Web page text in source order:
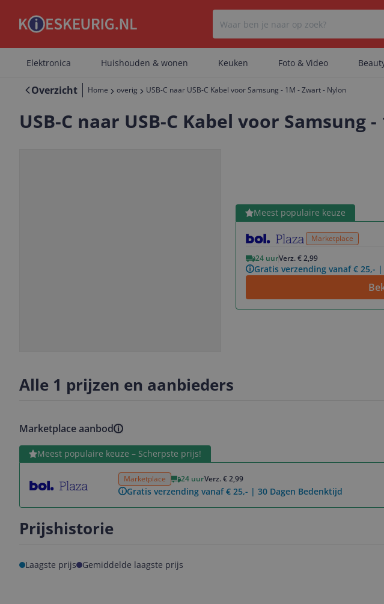
Er zijn geen
Elektronica Huishouden & wonen Keuken Foto & Video
Overzicht Home overig USB-C naar USB-C Kabel voor Samsung - 1M - Zwart - Nylon
USB-C naar USB-C Kabel voor Samsung
Meest populaire keuze
Marketplace
24 uurVerz. € 2,99
Gratis verzending vanaf € 25,-
Bekijk product
Alle 1 prijzen en aanbieders
Marketplace aanbod
Meest populaire keuze – Scherpste prijs!
Marketplace 24 uurVerz. € 2,99
Gratis verzending vanaf € 25,- | 30 Dagen Bedenktijd
Bekijk product
Prijshistorie
Laagste prijs Gemiddelde laagste prijs